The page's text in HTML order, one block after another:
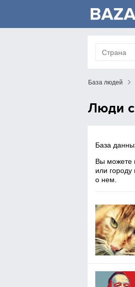
База людей
Люди
База
Вы можете
или
о нем.